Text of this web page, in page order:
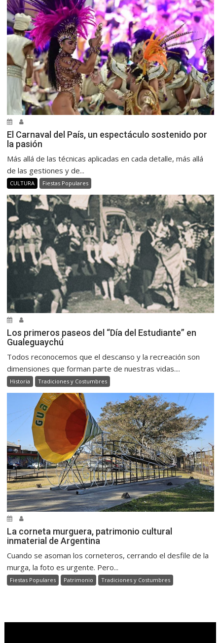
El Carnaval del País, un espectáculo sostenido por
la pasión
Más allá de las técnicas aplicadas en cada detalle, más allá
de las gestiones y de...
CULTURA Fiestas Populares
Los primeros paseos del “Día del Estudiante” en
Gualeguaychú
Todos reconocemos que el descanso y la recreación son
dimensiones que forman parte de nuestras vidas....
Historia Tradiciones y Costumbres
La corneta murguera, patrimonio cultural
inmaterial de Argentina
Cuando se asoman los corneteros, cerrando el desfile de la
murga, la foto es urgente. Pero...
Fiestas Populares Patrimonio Tradiciones y Costumbres